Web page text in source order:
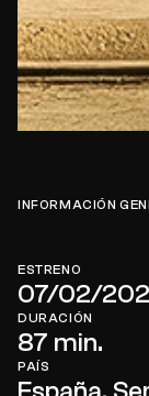
INFORMACIÓN
ESTRENO
07/02/
DURACIÓN
87 min.
PAÍS
REGISTRATE EN